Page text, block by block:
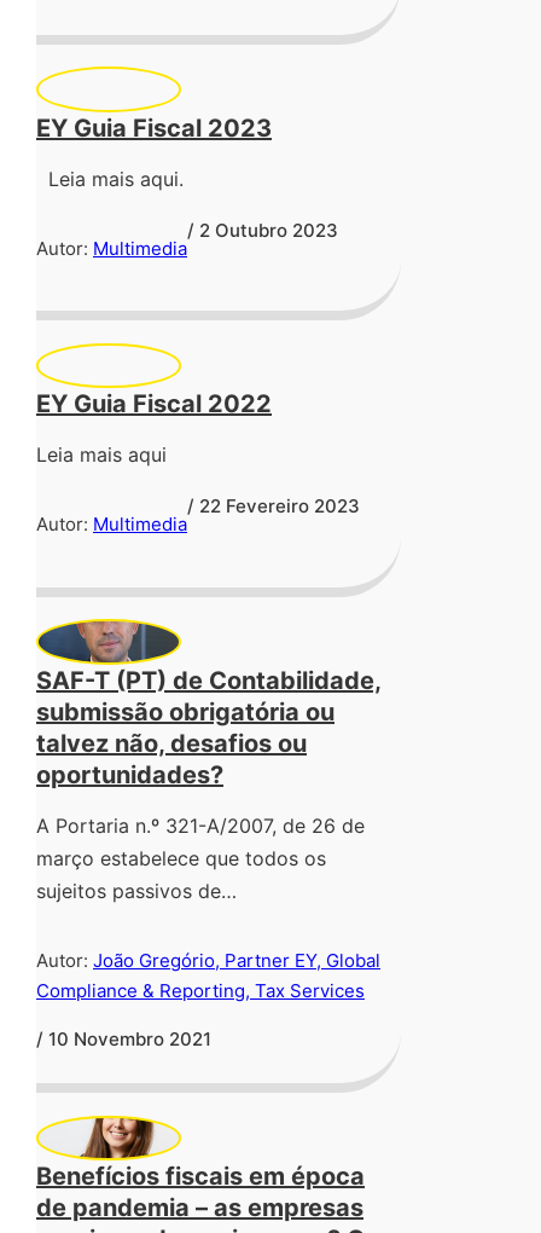
EY Guia Fiscal 2023
Leia mais aqui.
Autor: Multimedia
/ 2 Outubro 2023
EY Guia Fiscal 2022
Leia mais aqui
Autor: Multimedia
/ 22 Fevereiro 2023
SAF-T (PT) de Contabilidade,
submissão obrigatória ou
talvez não, desafios ou
oportunidades?
A Portaria n.º 321-A/2007, de 26 de
março estabelece que todos os
sujeitos passivos de…
Autor: João Gregório, Partner EY, Global
Compliance & Reporting, Tax Services
/ 10 Novembro 2021
Benefícios fiscais em época
de pandemia – as empresas